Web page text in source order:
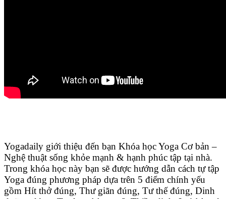
Yogadaily giới thiệu đến bạn Khóa học Yoga Cơ bản –
Nghệ thuật sống khỏe mạnh & hạnh phúc tập tại nhà.
Trong khóa học này bạn sẽ được hướng dẫn cách tự tập
Yoga đúng phương pháp dựa trên 5 điểm chính yếu
gồm Hít thở đúng, Thư giãn đúng, Tư thế đúng, Dinh